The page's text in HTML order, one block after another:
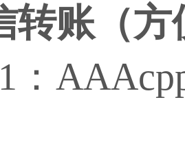
转账（方
：